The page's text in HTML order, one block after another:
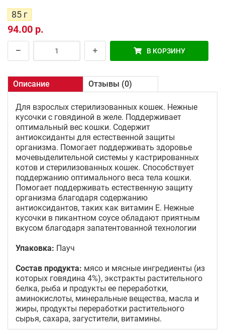
85 г
94.00 р.
В КОРЗИНУ
Описание Отзывы (0)
Для взрослых стерилизованных кошек. Нежные
кусочки с говядиной в желе. Поддерживает
оптимальный вес кошки. Содержит
антиоксиданты для естественной защиты
организма. Помогает поддерживать здоровье
мочевыделительной системы у кастрированных
котов и стерилизованных кошек. Способствует
поддержанию оптимального веса тела кошки.
Помогает поддерживать естественную защиту
организма благодаря содержанию
антиоксидантов, таких как витамин Е. Нежные
кусочки в пикантном соусе обладают приятным
вкусом благодаря запатентованной технологии
Упаковка: Пауч
Состав продукта: мясо и мясные ингредиенты (из
которых говядина 4%), экстракты растительного
белка, рыба и продукты ее переработки,
аминокислоты, минеральные вещества, масла и
жиры, продукты переработки растительного
сырья, сахара, загустители, витамины.